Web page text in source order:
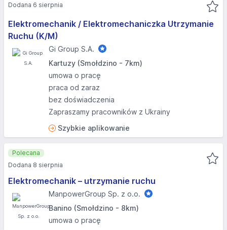
Elektromechanik / Elektromechaniczka Utrzymanie
Ruchu (K/M)
Gi Group S.A.
Kartuzy (Smołdzino - 7km)
umowa o pracę
praca od zaraz
bez doświadczenia
Zapraszamy pracowników z Ukrainy
Szybkie aplikowanie
Dodana 6 sierpnia
Elektromechanik – utrzymanie ruchu
ManpowerGroup Sp. z o.o.
Banino (Smołdzino - 8km)
umowa o pracę
Polecana
Dodana 8 sierpnia